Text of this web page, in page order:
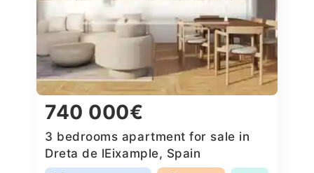
740 000€
3 bedrooms apartment for sale in
Dreta de lEixample, Spain